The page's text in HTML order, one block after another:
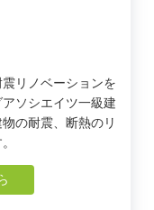
リノベーションを
ソシエイツ一級建
の耐震、断熱のリ